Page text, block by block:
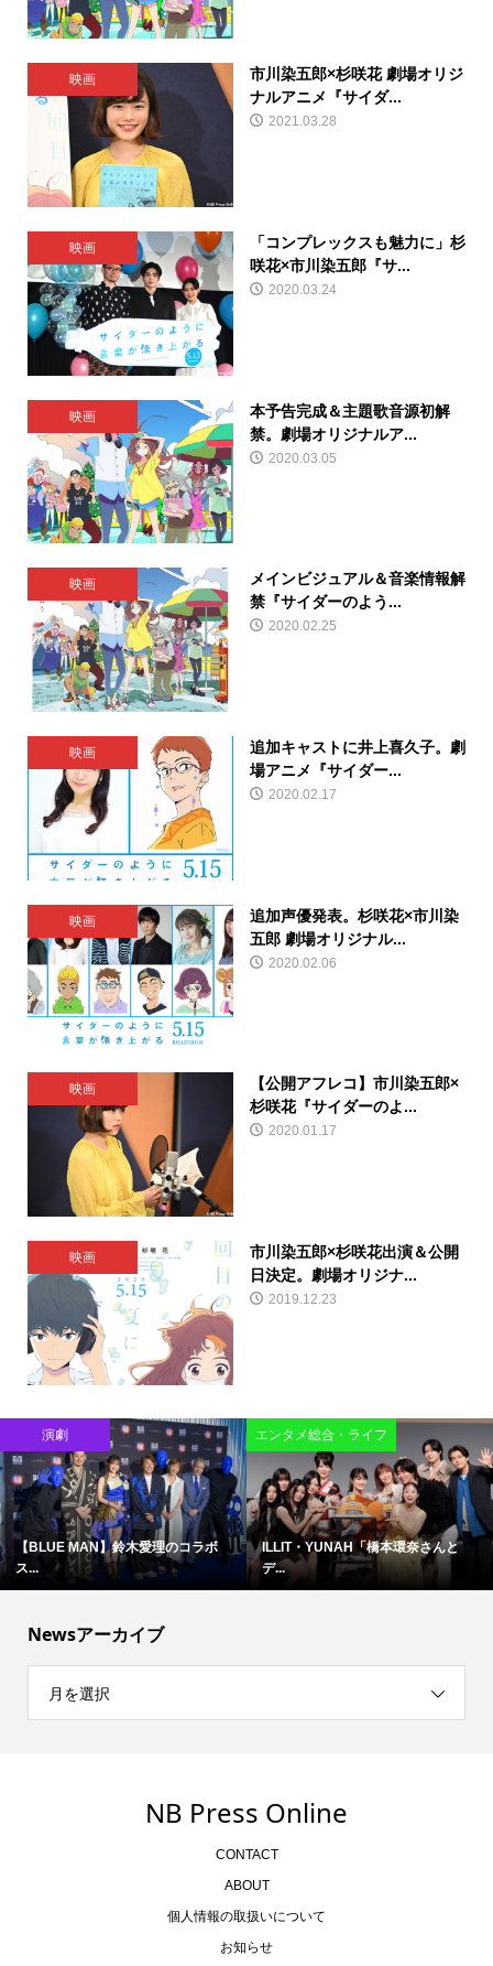
映画
市川染五郎×杉咲花 劇場オリジ
ナルアニメ『サイダ...
2021.03.28
映画
「コンプレックスも魅力に」杉
咲花×市川染五郎『サ...
2020.03.24
映画
本予告完成＆主題歌音源初解
禁。劇場オリジナルア...
2020.03.05
映画
メインビジュアル＆音楽情報解
禁『サイダーのよう...
2020.02.25
映画
追加キャストに井上喜久子。劇
場アニメ『サイダー...
2020.02.17
映画
追加声優発表。杉咲花×市川染
五郎 劇場オリジナル...
2020.02.06
映画
【公開アフレコ】市川染五郎×
杉咲花『サイダーのよ...
2020.01.17
映画
市川染五郎×杉咲花出演＆公開
日決定。劇場オリジナ...
2019.12.23
演劇
【BLUE MAN】鈴木愛理のコラボ
ス...
エンタメ総合・ライフ
ILLIT・YUNAH「橋本環奈さんと
デ...
Newsアーカイブ
月を選択
NB Press Online
CONTACT
ABOUT
個人情報の取扱いについて
お知らせ